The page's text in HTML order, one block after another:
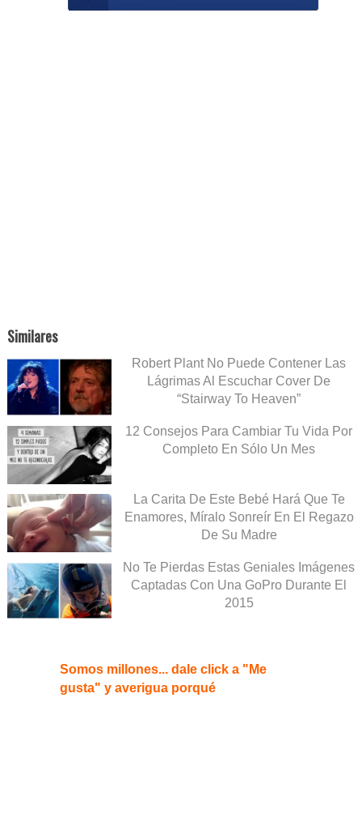
Similares
Robert Plant No Puede Contener Las
Lágrimas Al Escuchar Cover De
“Stairway To Heaven”
12 Consejos Para Cambiar Tu Vida Por
Completo En Sólo Un Mes
La Carita De Este Bebé Hará Que Te
Enamores, Míralo Sonreír En El Regazo
De Su Madre
No Te Pierdas Estas Geniales Imágenes
Captadas Con Una GoPro Durante El
2015
Somos millones... dale click a "Me
gusta" y averigua porqué